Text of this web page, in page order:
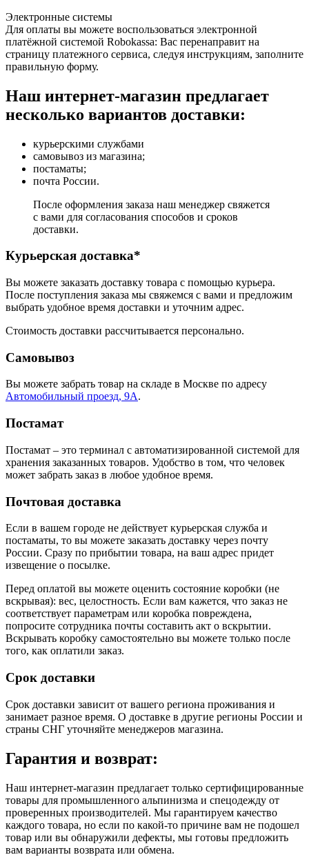
Электронные системы
Для оплаты вы можете воспользоваться электронной
платёжной системой Robokassa: Вас перенаправит на
страницу платежного сервиса, следуя инструкциям, заполните
правильную форму.
Наш интернет-магазин предлагает
несколько вариантов доставки:
курьерскими службами
самовывоз из магазина;
постаматы;
почта России.
После оформления заказа наш менеджер свяжется
с вами для согласования способов и сроков
доставки.
Курьерская доставка*
Вы можете заказать доставку товара с помощью курьера.
После поступления заказа мы свяжемся с вами и предложим
выбрать удобное время доставки и уточним адрес.
Стоимость доставки рассчитывается персонально.
Самовывоз
Вы можете забрать товар на складе в Москве по адресу
Автомобильный проезд, 9А.
Постамат
Постамат – это терминал с автоматизированной системой для
хранения заказанных товаров. Удобство в том, что человек
может забрать заказ в любое удобное время.
Почтовая доставка
Если в вашем городе не действует курьерская служба и
постаматы, то вы можете заказать доставку через почту
России. Сразу по прибытии товара, на ваш адрес придет
извещение о посылке.
Перед оплатой вы можете оценить состояние коробки (не
вскрывая): вес, целостность. Если вам кажется, что заказ не
соответствует параметрам или коробка повреждена,
попросите сотрудника почты составить акт о вскрытии.
Вскрывать коробку самостоятельно вы можете только после
того, как оплатили заказ.
Срок доставки
Срок доставки зависит от вашего региона проживания и
занимает разное время. О доставке в другие регионы России и
страны СНГ уточняйте менеджеров магазина.
Гарантия и возврат:
Наш интернет-магазин предлагает только сертифицированные
товары для промышленного альпинизма и спецодежду от
проверенных производителей. Мы гарантируем качество
каждого товара, но если по какой-то причине вам не подошел
товар или вы обнаружили дефекты, мы готовы предложить
вам варианты возврата или обмена.